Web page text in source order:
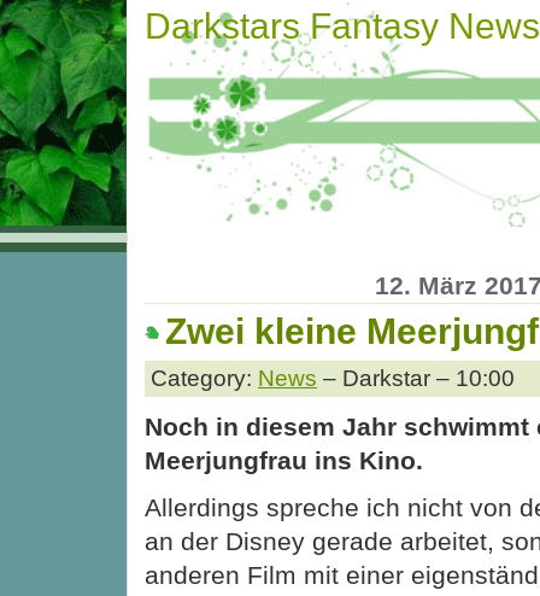
Darkstars Fantasy News
12. März
Zwei kleine
Category: News – Darkstar – 10:00
Noch in diesem Jahr schwimmt
Meerjungfrau ins Kino.
Allerdings spreche ich nicht von
an der Disney gerade arbeitet,
anderen Film mit einer